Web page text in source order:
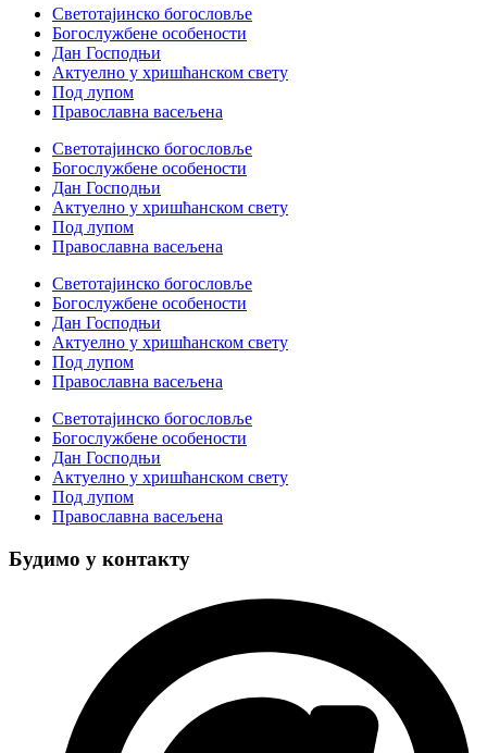
Светотајинско богословље
Богослужбене особености
Дан Господњи
Актуелно у хришћанском свету
Под лупом
Православна васељена
Светотајинско богословље
Богослужбене особености
Дан Господњи
Актуелно у хришћанском свету
Под лупом
Православна васељена
Светотајинско богословље
Богослужбене особености
Дан Господњи
Актуелно у хришћанском свету
Под лупом
Православна васељена
Светотајинско богословље
Богослужбене особености
Дан Господњи
Актуелно у хришћанском свету
Под лупом
Православна васељена
Будимо у контакту